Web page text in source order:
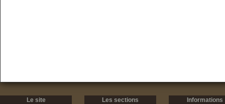
Le site
Les sections
Informations